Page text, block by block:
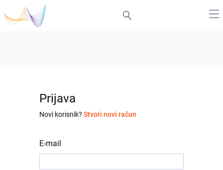
Prijava
Novi korisnik? Stvori novi račun
E-mail